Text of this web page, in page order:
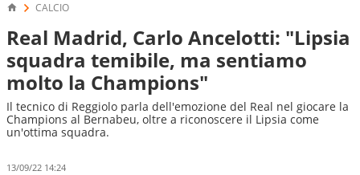
CALCIO
Real Madrid, Carlo Ancelotti: "Lipsia
squadra temibile, ma sentiamo
molto la Champions"
Il tecnico di Reggiolo parla dell'emozione del Real nel giocare la
Champions al Bernabeu, oltre a riconoscere il Lipsia come
un'ottima squadra.
13/09/22 14:24